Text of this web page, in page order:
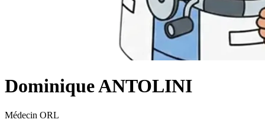
Dominique ANTOLINI
Médecin ORL